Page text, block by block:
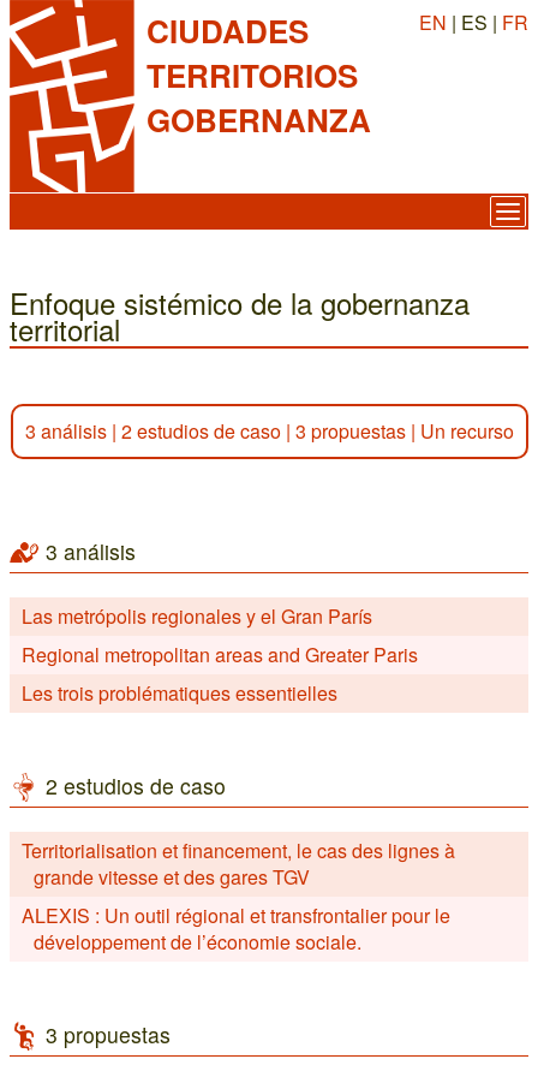
CIUDADES
TERRITORIOS
GOBERNANZA
EN | ES | FR
Enfoque sistémico de la gobernanza
territorial
3 análisis| 2 estudios de caso| 3 propuestas| Un recurso
3 análisis
Las metrópolis regionales y el Gran París
Regional metropolitan areas and Greater Paris
Les trois problématiques essentielles
2 estudios de caso
Territorialisation et financement, le cas des lignes à
grande vitesse et des gares TGV
ALEXIS : Un outil régional et transfrontalier pour le
développement de l’économie sociale.
3 propuestas